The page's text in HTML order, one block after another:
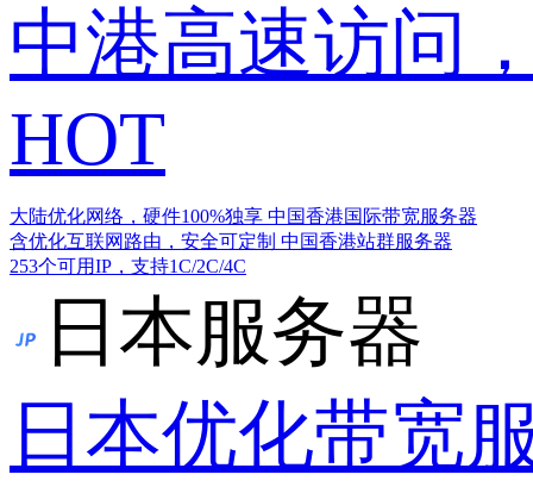
中港高速访问
HOT
大陆优化网络，硬件100%独享 中国香港国际带宽服务器
含优化互联网路由，安全可定制 中国香港站群服务器
253个可用IP，支持1C/2C/4C
日本服务器
日本优化带宽